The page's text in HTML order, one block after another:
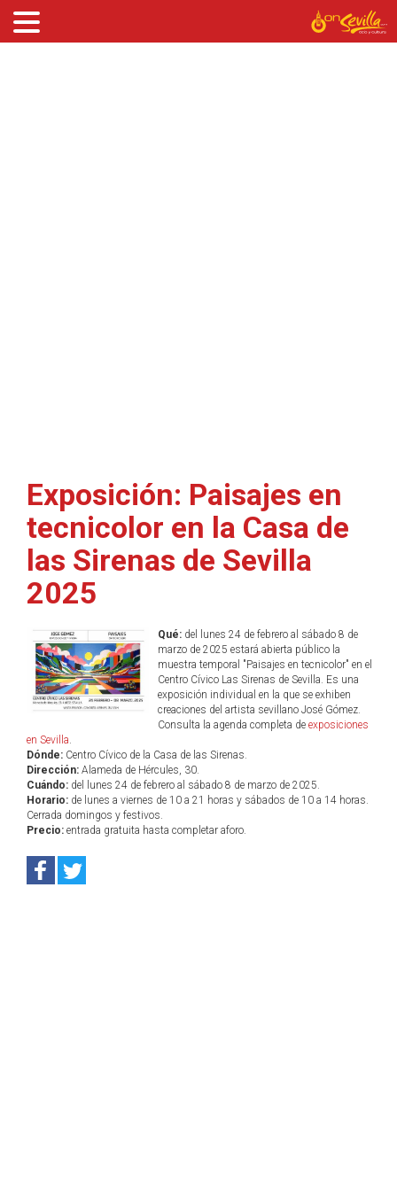
Exposición: Paisajes en
tecnicolor en la Casa de
las Sirenas de Sevilla
2025
Qué:del lunes 24 de febrero al sábado 8 de
marzo de 2025 estará abierta público la
muestra temporal "Paisajes en tecnicolor" en el
Centro Cívico Las Sirenas de Sevilla. Es una
exposición individual en la que se exhiben
creaciones del artista sevillano José Gómez.
Consulta la agenda completa de exposiciones
en Sevilla.
Dónde: Centro Cívico de la Casa de las Sirenas.
Dirección: Alameda de Hércules, 30.
Cuándo: del lunes 24 de febrero al sábado 8 de marzo de 2025.
Horario: de lunes a viernes de 10 a 21 horas y sábados de 10 a 14 horas.
Cerrada domingos y festivos.
Precio: entrada gratuita hasta completar aforo.